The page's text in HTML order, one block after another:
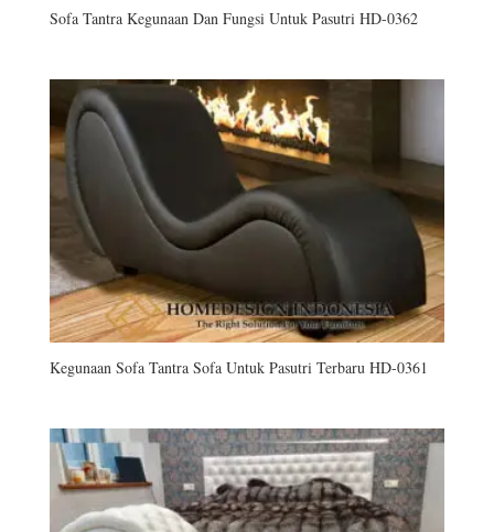
Sofa Tantra Kegunaan Dan Fungsi Untuk Pasutri HD-0362
Kegunaan Sofa Tantra Sofa Untuk Pasutri Terbaru HD-0361